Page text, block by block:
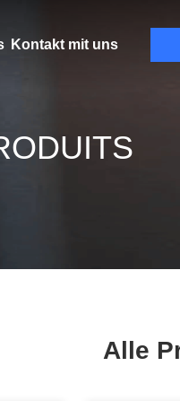
Kontakt mit uns
Alle